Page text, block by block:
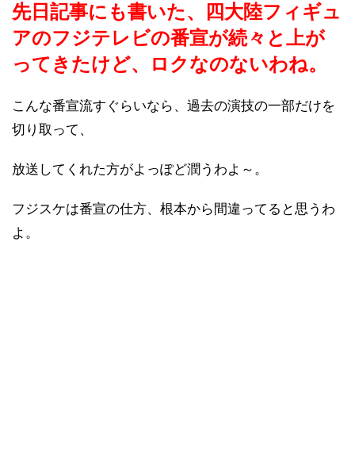
先日記事にも書いた、四大陸フィギュ
アのフジテレビの番宣が続々と上が
ってきたけど、ロクなのないわね。
こんな番宣流すぐらいなら、過去の演技の一部だけを
切り取って、
放送してくれた方がよっぽど潤うわよ～。
フジスケは番宣の仕方、根本から間違ってると思うわ
よ。